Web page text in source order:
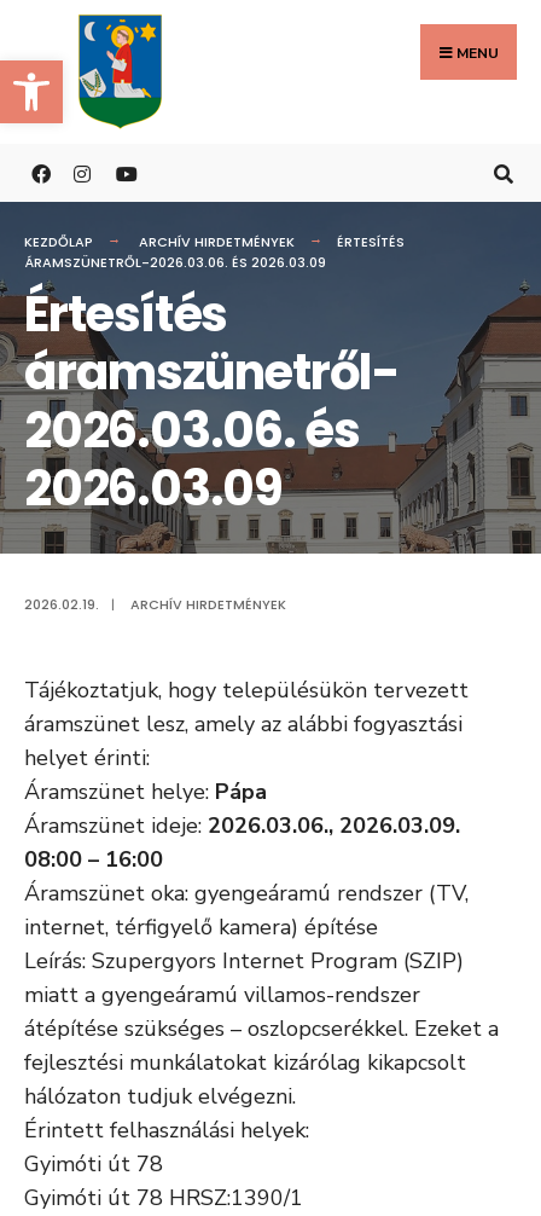
Eszköztár megnyitása
to
content
MENU
KEZDŐLAP ARCHÍV HIRDETMÉNYEK
ÉRTESÍTÉS
ÁRAMSZÜNETRŐL-2026.03.06. ÉS 2026.03.09
Értesítés
áramszünetről-
2026.03.06. és
2026.03.09
2026.02.19. | ARCHÍV HIRDETMÉNYEK
Tájékoztatjuk, hogy településükön tervezett
áramszünet lesz, amely az alábbi fogyasztási
helyet érinti:
Áramszünet helye: Pápa
Áramszünet ideje: 2026.03.06., 2026.03.09.
08:00 – 16:00
Áramszünet oka: gyengeáramú rendszer (TV,
internet, térfigyelő kamera) építése
Leírás: Szupergyors Internet Program (SZIP)
miatt a gyengeáramú villamos-rendszer
átépítése szükséges – oszlopcserékkel. Ezeket a
fejlesztési munkálatokat kizárólag kikapcsolt
hálózaton tudjuk elvégezni.
Érintett felhasználási helyek:
Gyimóti út 78
Gyimóti út 78 HRSZ:1390/1
Search